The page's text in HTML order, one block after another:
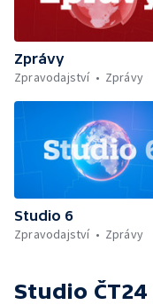
Zprávy
Zpravodajství
Zprávy
Studio 6
Zpravodajství
Zprávy
Studio ČT24